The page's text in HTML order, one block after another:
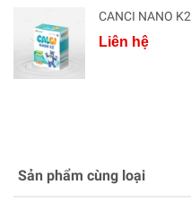
CANCI NANO K2
Liên hệ
Sản phẩm cùng loại